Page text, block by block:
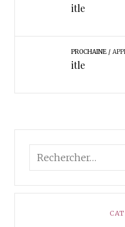
itle
PROCHAINE
itle